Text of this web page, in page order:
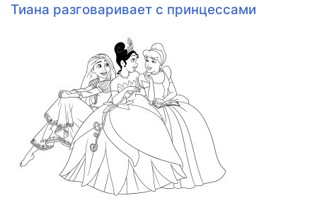
Тиана разговаривает с принцессами